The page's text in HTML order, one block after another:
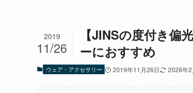
【JINSの度付き
ーにおすすめ
2019
11/26
ウェア・アクセサリー 2019年11月26日 2026年2